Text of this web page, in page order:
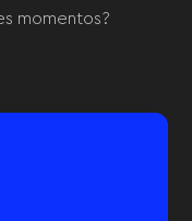
momentos?